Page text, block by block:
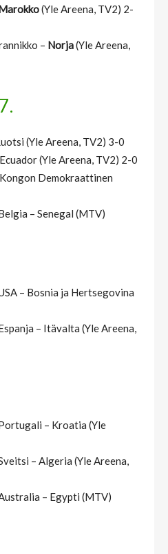
(Yle Areena, TV2) 2-
– Norja(Yle Areena,
(Yle Areena, TV2) 3-0
(Yle Areena, TV2) 2-0
Demokraattinen
– Senegal (MTV)
– Bosnia ja Hertsegovina
– Itävalta (Yle Areena,
– Kroatia (Yle
– Algeria (Yle Areena,
– Egypti (MTV)